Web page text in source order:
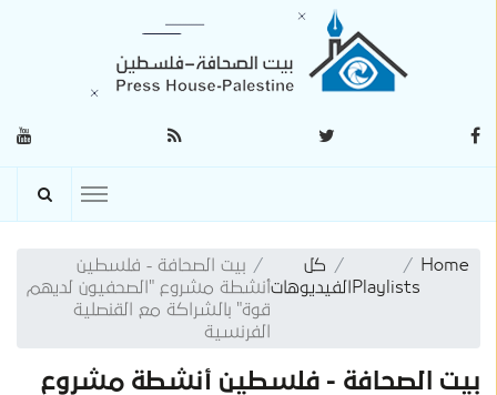
Home
Playlists
كل
الفيديوهات
بيت الصحافة - فلسطين
أنشطة مشروع "الصحفيون لديهم
قوة" بالشراكة مع القنصلية
الفرنسية
بيت الصحافة - فلسطين أنشطة مشروع